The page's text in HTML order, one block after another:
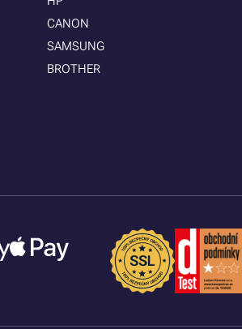
CANON
SAMSUNG
BROTHER